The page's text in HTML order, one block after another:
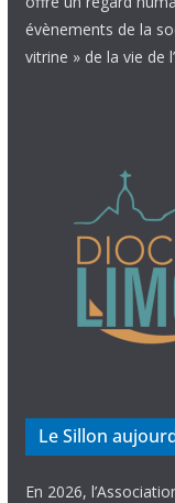
évènements de la
vitrine » de la vie de
Le Sillon
En 2026,